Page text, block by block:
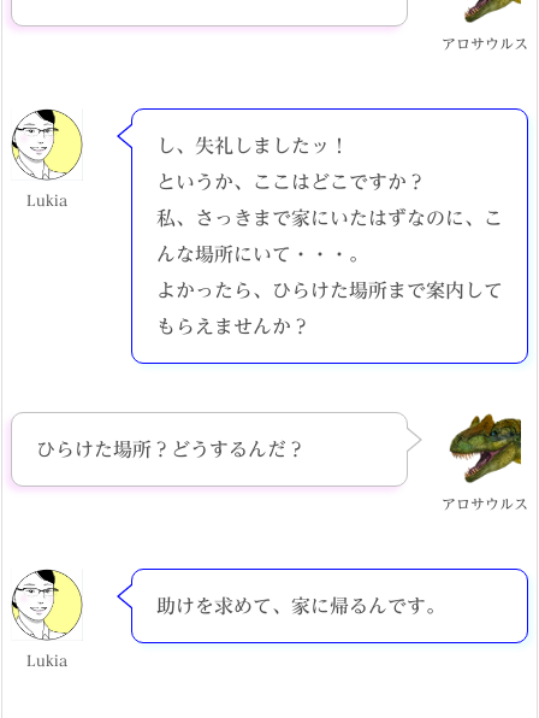
アロサウルス
Lukia
し、失礼しましたッ！
というか、ここはどこですか？
私、さっきまで家にいたはずなのに、こ
んな場所にいて・・・。
よかったら、ひらけた場所まで案内して
もらえませんか？
アロサウルス
ひらけた場所？どうするんだ？
Lukia
助けを求めて、家に帰るんです。